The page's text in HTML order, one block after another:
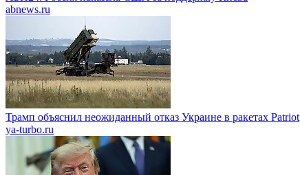
abnews.ru
Трамп объяснил неожиданный отказ Украине в ракетах Patriot
ya-turbo.ru